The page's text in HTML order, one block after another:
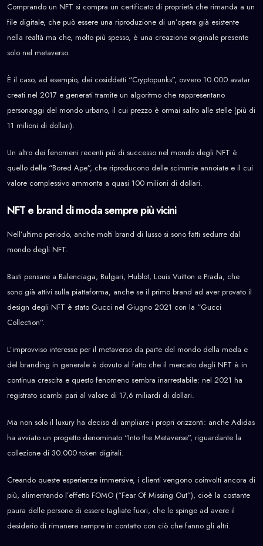
Comprando un NFT si compra un certificato di proprietà che rimanda a un
file digitale, che può essere una riproduzione di un’opera già esistente
nella realtà ma che, molto più spesso, è una creazione originale presente
solo nel metaverso.
È il caso, ad esempio, dei cosiddetti “Cryptopunks”, ovvero 10.000 avatar
creati nel 2017 e generati tramite un algoritmo che rappresentano
personaggi del mondo urbano, il cui prezzo è ormai salito alle stelle (più di
11 milioni di dollari).
Un altro dei fenomeni recenti più di successo nel mondo degli NFT è
quello delle “Bored Ape”, che riproducono delle scimmie annoiate e il cui
valore complessivo ammonta a quasi 100 milioni di dollari.
NFT e brand di moda sempre più vicini
Nell’ultimo periodo, anche molti brand di lusso si sono fatti sedurre dal
mondo degli NFT.
Basti pensare a Balenciaga, Bulgari, Hublot, Louis Vuitton e Prada, che
sono già attivi sulla piattaforma, anche se il primo brand ad aver provato il
design degli NFT è stato Gucci nel Giugno 2021 con la “Gucci
Collection”.
L’improvviso interesse per il metaverso da parte del mondo della moda e
del branding in generale è dovuto al fatto che il mercato degli NFT è in
continua crescita e questo fenomeno sembra inarrestabile: nel 2021 ha
registrato scambi pari al valore di 17,6 miliardi di dollari.
Ma non solo il luxury ha deciso di ampliare i propri orizzonti: anche Adidas
ha avviato un progetto denominato “Into the Metaverse”, riguardante la
collezione di 30.000 token digitali.
Creando queste esperienze immersive, i clienti vengono coinvolti ancora di
più, alimentando l’effetto FOMO (“Fear Of Missing Out”), cioè la costante
paura delle persone di essere tagliate fuori, che le spinge ad avere il
desiderio di rimanere sempre in contatto con ciò che fanno gli altri.